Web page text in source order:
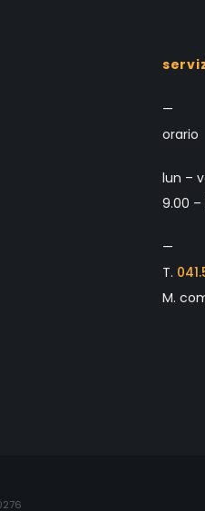
—
orario
lun –
9.00 –
—
T.
M.